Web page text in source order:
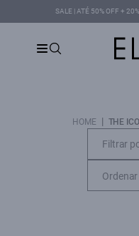
SALE | ATÉ 50% OFF +
HOME | THE
Filtrar